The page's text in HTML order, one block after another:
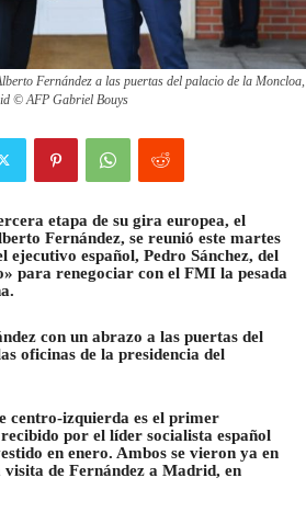
Fernández a las puertas del palacio de la Moncloa,
© AFP Gabriel Bouys
etapa de su gira europea, el
Fernández, se reunió este martes
ejecutivo español, Pedro Sánchez, del
para renegociar con el FMI la pesada
con un abrazo a las puertas del
oficinas de la presidencia del
centro-izquierda es el primer
por el líder socialista español
en enero. Ambos se vieron ya en
de Fernández a Madrid, en